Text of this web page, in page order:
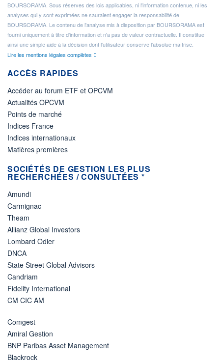
BOURSORAMA. Sous réserves des lois applicables, ni l'information contenue, ni les
analyses qui y sont exprimées ne sauraient engager la responsabilité de
BOURSORAMA. Le contenu de l'analyse mis à disposition par BOURSORAMA est
fourni uniquement à titre d'information et n'a pas de valeur contractuelle. Il constitue
ainsi une simple aide à la décision dont l'utilisateur conserve l'absolue maîtrise.
Lire les mentions légales complètes
ACCÈS RAPIDES
Accéder au forum ETF et OPCVM
Actualités OPCVM
Points de marché
Indices France
Indices internationaux
Matières premières
SOCIÉTÉS DE GESTION LES PLUS
RECHERCHÉES / CONSULTÉES *
Amundi
Carmignac
Theam
Allianz Global Investors
Lombard Odier
DNCA
State Street Global Advisors
Candriam
Fidelity International
CM CIC AM
Comgest
Amiral Gestion
BNP Paribas Asset Management
Blackrock